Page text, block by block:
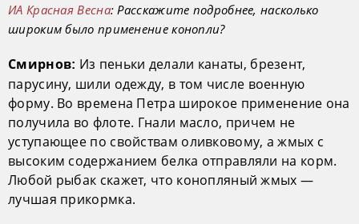
ИА Красная Весна: Расскажите подробнее, насколько
широким было применение конопли?
Смирнов: Из пеньки делали канаты, брезент,
парусину, шили одежду, в том числе военную
форму. Во времена Петра широкое применение она
получила во флоте. Гнали масло, причем не
уступающее по свойствам оливковому, а жмых с
высоким содержанием белка отправляли на корм.
Любой рыбак скажет, что конопляный жмых —
лучшая прикормка.